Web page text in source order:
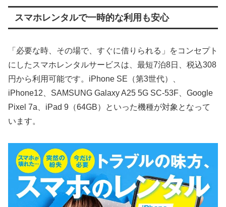
スマホレンタルで一時的な利用も安心
「必要な時、その場で、すぐに借りられる」をコンセプト
にしたスマホレンタルサービスは、最短7泊8日、税込308
円から利用可能です。iPhone SE（第3世代）、
iPhone12、SAMSUNG Galaxy A25 5G SC-53F、Google
Pixel 7a、iPad 9（64GB）といった機種が対象となって
います。